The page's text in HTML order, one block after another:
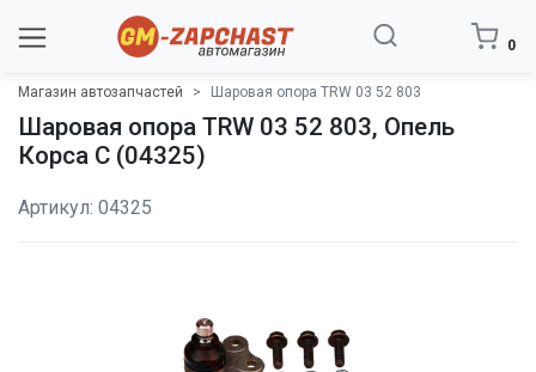
0
Магазин автозапчастей Шаровая опора TRW 03 52 803
Шаровая опора TRW 03 52 803, Опель
Корса C (04325)
Артикул: 04325